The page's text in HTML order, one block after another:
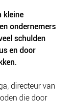
kleine
ondernemers
schulden
en door
directeur van
die door